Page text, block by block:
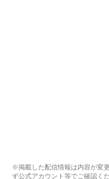
※掲載した配信情報は内容が変
ず公式アカウント等でご確認くだ